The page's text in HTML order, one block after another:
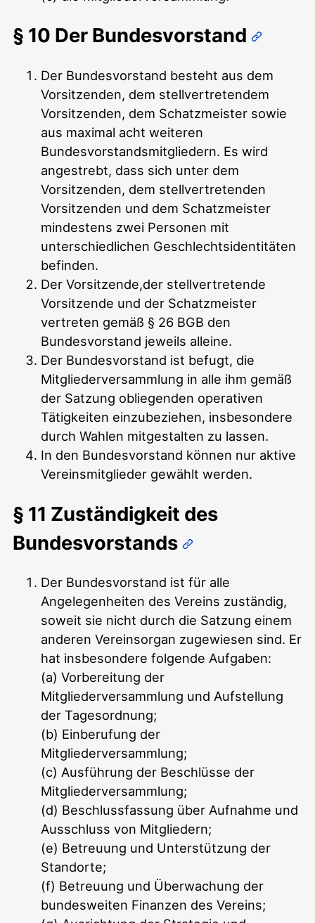
§ 10 Der Bundesvorstand
Der Bundesvorstand besteht aus dem
Vorsitzenden, dem stellvertretendem
Vorsitzenden, dem Schatzmeister sowie
aus maximal acht weiteren
Bundesvorstandsmitgliedern. Es wird
angestrebt, dass sich unter dem
Vorsitzenden, dem stellvertretenden
Vorsitzenden und dem Schatzmeister
mindestens zwei Personen mit
unterschiedlichen Geschlechtsidentitäten
befinden.
Der Vorsitzende,der stellvertretende
Vorsitzende und der Schatzmeister
vertreten gemäß § 26 BGB den
Bundesvorstand jeweils alleine.
Der Bundesvorstand ist befugt, die
Mitgliederversammlung in alle ihm gemäß
der Satzung obliegenden operativen
Tätigkeiten einzubeziehen, insbesondere
durch Wahlen mitgestalten zu lassen.
In den Bundesvorstand können nur aktive
Vereinsmitglieder gewählt werden.
§ 11 Zuständigkeit des
Bundesvorstands
Der Bundesvorstand ist für alle
Angelegenheiten des Vereins zuständig,
soweit sie nicht durch die Satzung einem
anderen Vereinsorgan zugewiesen sind. Er
hat insbesondere folgende Aufgaben:
(a) Vorbereitung der
Mitgliederversammlung und Aufstellung
der Tagesordnung;
(b) Einberufung der
Mitgliederversammlung;
(c) Ausführung der Beschlüsse der
Mitgliederversammlung;
(d) Beschlussfassung über Aufnahme und
Ausschluss von Mitgliedern;
(e) Betreuung und Unterstützung der
Standorte;
(f) Betreuung und Überwachung der
bundesweiten Finanzen des Vereins;